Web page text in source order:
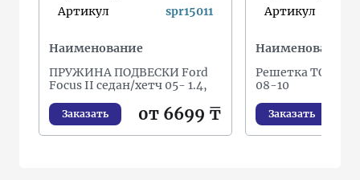
Артикул
spr15011
Наименование
ПРУЖИНА ПОДВЕСКИ Ford
Focus II седан/хетч 05- 1.4,
Заказать от 6699 ₸
Артикул
Наименование
Решетка
08-10
Заказать